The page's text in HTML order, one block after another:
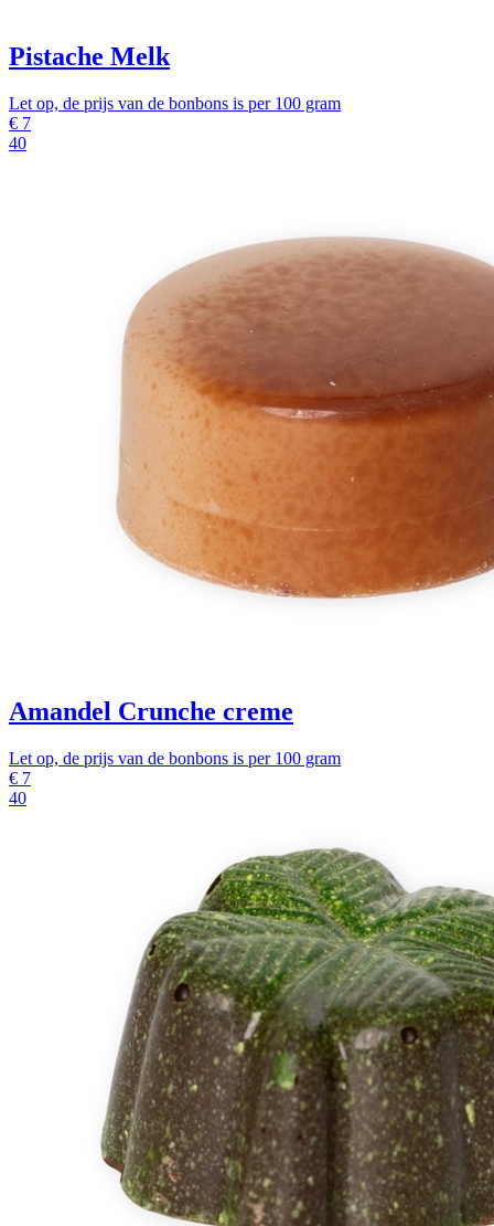
Pistache Melk
Let op, de prijs van de bonbons is per 100 gram
€ 7
40
Amandel Crunche creme
Let op, de prijs van de bonbons is per 100 gram
€ 7
40